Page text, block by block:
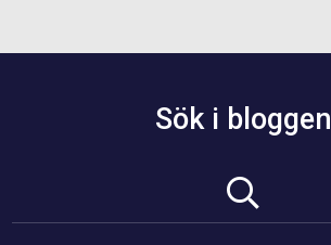
Sök i bloggen